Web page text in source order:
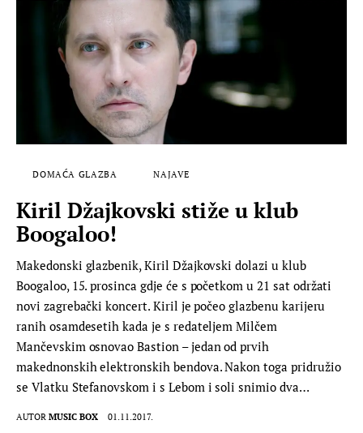
DOMAĆA GLAZBA NAJAVE
Kiril Džajkovski stiže u klub
Boogaloo!
Makedonski glazbenik, Kiril Džajkovski dolazi u klub
Boogaloo, 15. prosinca gdje će s početkom u 21 sat održati
novi zagrebački koncert. Kiril je počeo glazbenu karijeru
ranih osamdesetih kada je s redateljem Milčem
Mančevskim osnovao Bastion – jedan od prvih
makednonskih elektronskih bendova. Nakon toga pridružio
se Vlatku Stefanovskom i s Lebom i soli snimio dva…
AUTOR MUSIC BOX 01.11.2017.